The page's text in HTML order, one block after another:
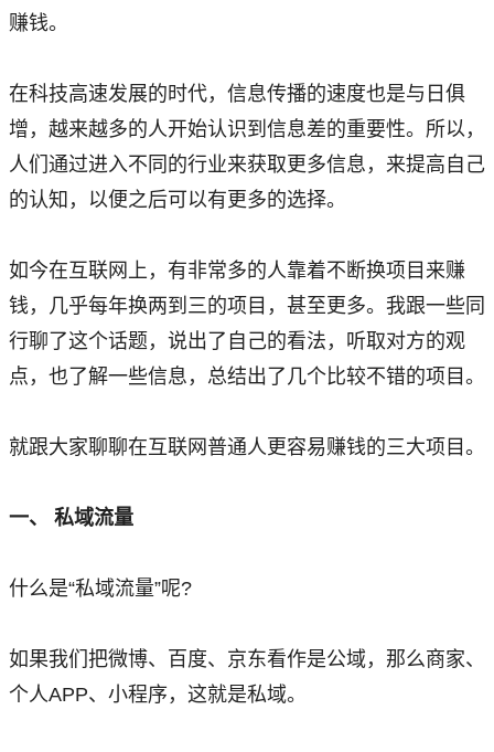
赚钱。
在科技高速发展的时代，信息传播的速度也是与日俱
增，越来越多的人开始认识到信息差的重要性。所以，
人们通过进入不同的行业来获取更多信息，来提高自己
的认知，以便之后可以有更多的选择。
如今在互联网上，有非常多的人靠着不断换项目来赚
钱，几乎每年换两到三的项目，甚至更多。我跟一些同
行聊了这个话题，说出了自己的看法，听取对方的观
点，也了解一些信息，总结出了几个比较不错的项目。
就跟大家聊聊在互联网普通人更容易赚钱的三大项目。
一、 私域流量
什么是“私域流量”呢?
如果我们把微博、百度、京东看作是公域，那么商家、
个人APP、小程序，这就是私域。